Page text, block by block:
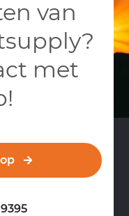
van
met